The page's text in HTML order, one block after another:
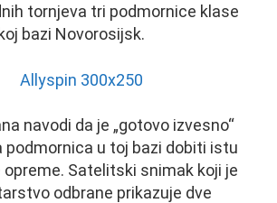
tornjeva tri podmornice klase
bazi Novorosijsk.
navodi da je „gotovo izvesno“
podmornica u toj bazi dobiti istu
Satelitski snimak koji je
odbrane prikazuje dve